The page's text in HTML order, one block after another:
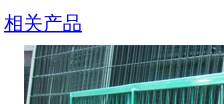
相关产品